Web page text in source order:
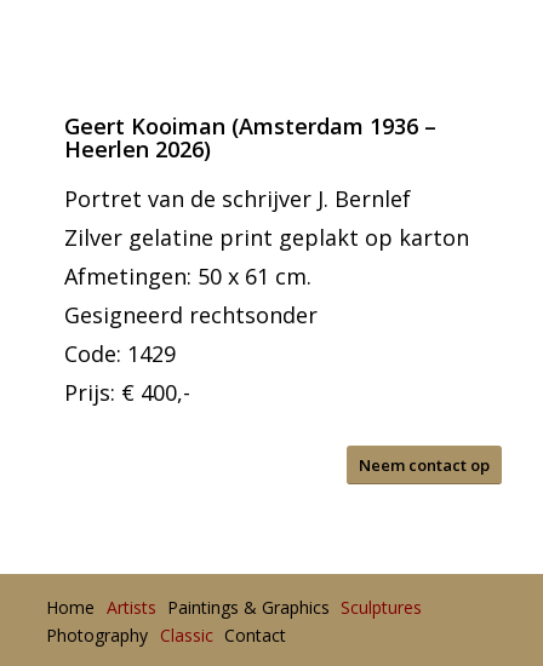
Geert Kooiman (Amsterdam 1936 –
Heerlen 2026)
Portret van de schrijver J. Bernlef
Zilver gelatine print geplakt op karton
Afmetingen: 50 x 61 cm.
Gesigneerd rechtsonder
Code: 1429
Prijs: € 400,-
Neem contact op
Home Artists Paintings & Graphics Sculptures
Photography Classic Contact